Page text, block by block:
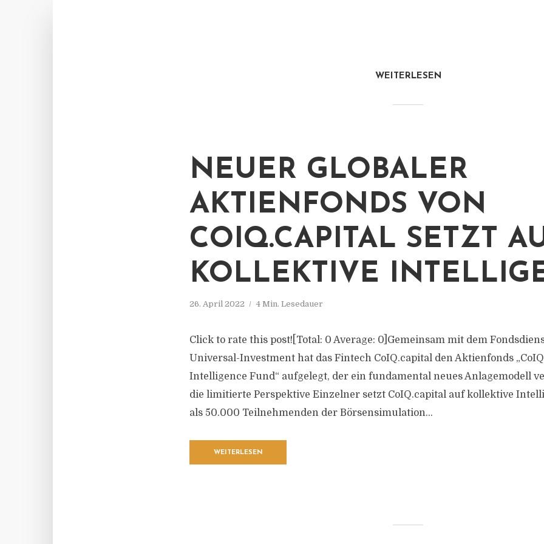
WEITERLESEN
NEUER GLOBALER
AKTIENFONDS VON
COIQ.CAPITAL SETZT
KOLLEKTIVE
26. April 2022 4 Min. Lesedauer
Click to rate this post![Total: 0 Average: 0]Gemeinsam mit dem
Universal-Investment hat das Fintech CoIQ.capital den Aktienfonds
Intelligence Fund“ aufgelegt, der ein fundamental neues Anlagemodell
die limitierte Perspektive Einzelner setzt CoIQ.capital auf kollektive
als 50.000 Teilnehmenden der Börsensimulation...
WEITERLESEN